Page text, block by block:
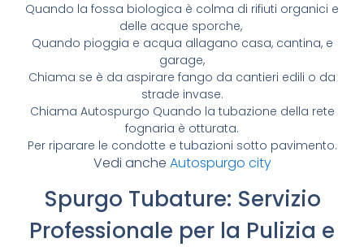
Quando la fossa biologica è colma di rifiuti organici e
delle acque sporche,
Quando pioggia e acqua allagano casa, cantina, e
garage,
Chiama se è da aspirare fango da cantieri edili o da
strade invase.
Chiama Autospurgo Quando la tubazione della rete
fognaria è otturata.
Per riparare le condotte e tubazioni sotto pavimento.
Vedi anche Autospurgo city
Spurgo Tubature: Servizio
Professionale per la Pulizia e